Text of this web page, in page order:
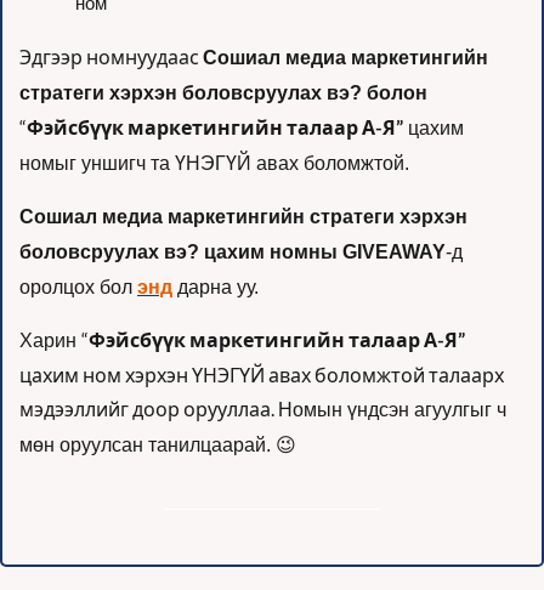
Эдгээр номнуудаас Сошиал медиа маркетингийн
“Фэйсбүүк маркетингийн талаар А-Я” цахим
номыг уншигч та ҮНЭГҮЙ авах боломжтой.
Сошиал медиа маркетингийн стратеги хэрхэн
боловсруулах вэ? цахим номны GIVEAWAY-д
оролцох бол энд дарна уу.
Харин “Фэйсбүүк маркетингийн талаар А-Я”
цахим ном хэрхэн ҮНЭГҮЙ авах боломжтой талаарх
мэдээллийг доор орууллаа. Номын үндсэн агуулгыг ч
мөн оруулсан танилцаарай. 😉